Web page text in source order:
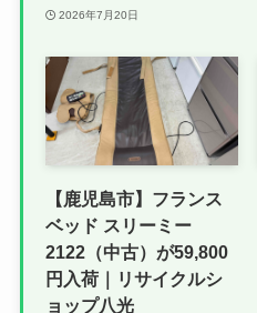
2026年7月20日
【鹿児島市】フランス
ベッド スリーミー
2122（中古）が59,800
円入荷｜リサイクルシ
ョップ八光